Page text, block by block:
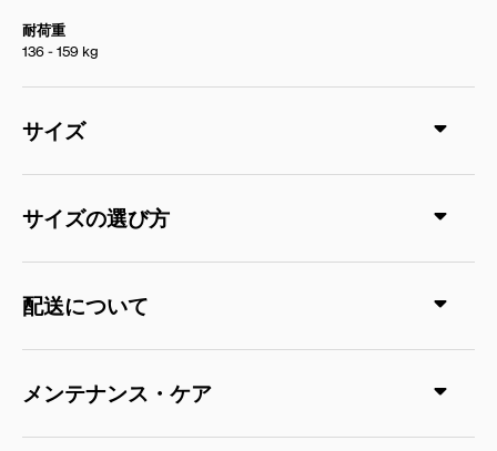
耐荷重
136 - 159 kg
サイズ
サイズの選び方
配送について
メンテナンス・ケア